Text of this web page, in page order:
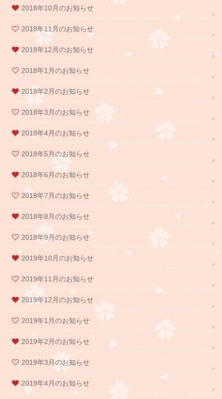
2018年10月のお知らせ
2018年11月のお知らせ
2018年12月のお知らせ
2018年1月のお知らせ
2018年2月のお知らせ
2018年3月のお知らせ
2018年4月のお知らせ
2018年5月のお知らせ
2018年6月のお知らせ
2018年7月のお知らせ
2018年8月のお知らせ
2018年9月のお知らせ
2019年10月のお知らせ
2019年11月のお知らせ
2019年12月のお知らせ
2019年1月のお知らせ
2019年2月のお知らせ
2019年3月のお知らせ
2019年4月のお知らせ